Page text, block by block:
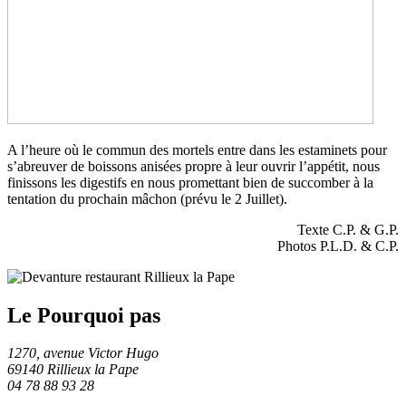
A l’heure où le commun des mortels entre dans les estaminets pour
s’abreuver de boissons anisées propre à leur ouvrir l’appétit, nous
finissons les digestifs en nous promettant bien de succomber à la
tentation du prochain mâchon (prévu le 2 Juillet).
Texte C.P. & G.P.
Photos P.L.D. & C.P.
Le Pourquoi pas
1270, avenue Victor Hugo
69140 Rillieux la Pape
04 78 88 93 28